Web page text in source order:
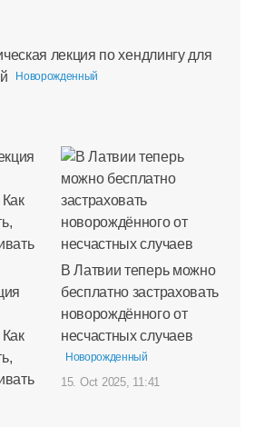
лекция по хендлингу для
Новорожденный
В Латвии теперь можно
бесплатно застраховать
новорождённого от
несчастных случаев
Новорожденный
15. Oct 2025, 11:41